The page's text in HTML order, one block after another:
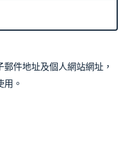
件地址及個人網站網址，
。